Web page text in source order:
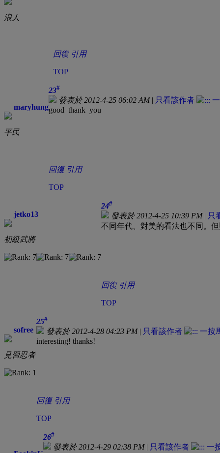
浪人
回復 引用
TOP
maryhung
平民
23#
發表於 2012-4-25 06:02 AM| 只看該作者
good thank you
回復 引用
TOP
jetko13
初級武將
24#
發表於 2012-4-25 10:39 PM| 只
不同年代、對美的看法也不同。
回復 引用
TOP
sofree
見習忍者
25#
發表於 2012-4-28 04:23 PM| 只看該作者
interesting! thanks!
回復 引用
TOP
26#
發表於 2012-4-29 02:38 PM| 只看該作者